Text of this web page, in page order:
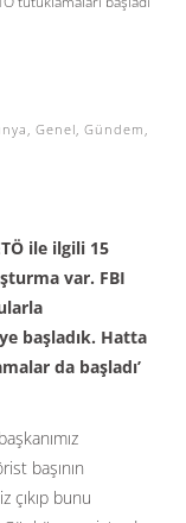
, Genel, Gündem ,
ile ilgili 15
var. FBI
başladık. Hatta
da başladı’
başının
çıkıp bunu